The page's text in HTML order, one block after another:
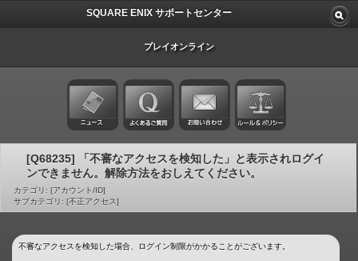
SQUARE ENIX サポートセンター
プレイオンライン
[Q68235] 「不審なアクセスを検知した」と表示されログイ
ンできません。解除方法をおしえてください。
カテゴリ: [アカウント/ID]
サブカテゴリ: [不正アクセス]
不審なアクセスを検知した場合、ログイン制限がかかることがございます。